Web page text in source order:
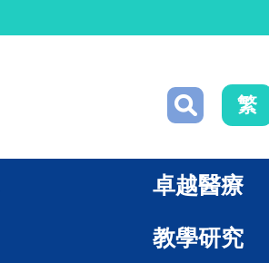
繁
卓越醫療
教學研究